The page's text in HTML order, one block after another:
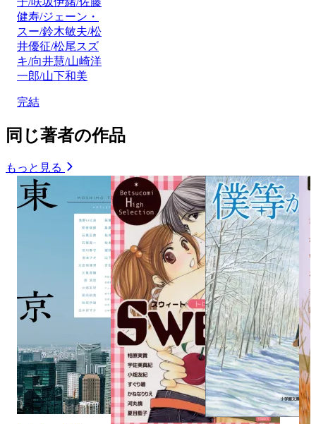
健寿/ジェーン・
スー/鈴木敏夫/松
井優征/松尾スズ
キ/向井慧/山崎洋
一郎/山下和美
完結
同じ著者の作品
もっと見る